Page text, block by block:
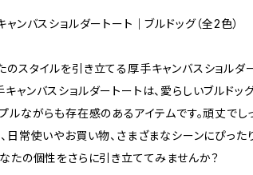
ンバスショルダートート｜ブルドッグ（全2色）
スタイルを引き立てる厚手キャンバスショルダー
キャンバスショルダートートは、愛らしいブルド
プルながらも存在感のあるアイテムです。頑丈で
、日常使いやお買い物、さまざまなシーンにぴった
なたの個性をさらに引き立ててみませんか？